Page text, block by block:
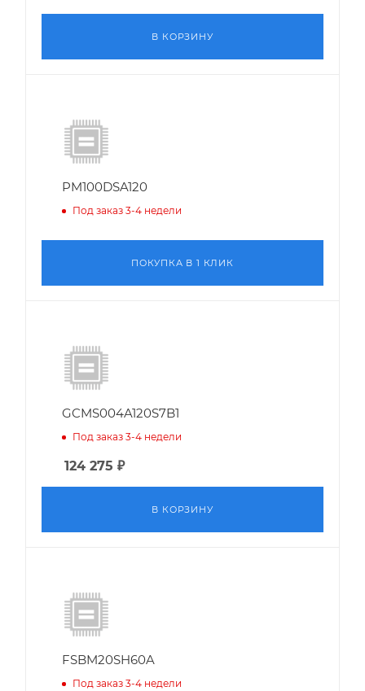
В КОРЗИНУ
PM100DSA120
Под заказ 3-4 недели
ПОКУПКА В 1 КЛИК
GCMS004A120S7B1
Под заказ 3-4 недели
124 275 ₽
В КОРЗИНУ
FSBM20SH60A
Под заказ 3-4 недели